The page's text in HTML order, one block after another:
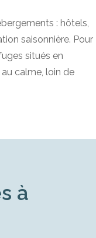
: hôtels,
saisonnière. Pour
situés en
calme, loin de
à